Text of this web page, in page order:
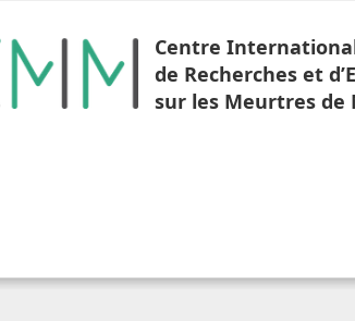
Centre
de Recherches et
sur les Meurtres de